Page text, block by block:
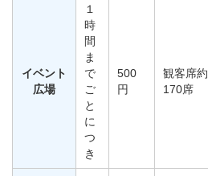
イベント
広場
１
時
間
ま
で
ご
と
に
つ
き
500
円
観客席約
170席